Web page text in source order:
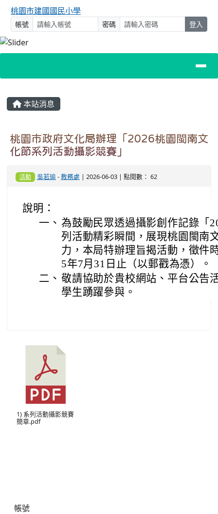
桃園市建國國民小學
帳號 密碼 登入
主內容區域
本站消息
桃園市政府文化局辦理「2026桃園閩南文
化節系列活動攝影競賽」
活動 吳若瑜-教務處 | 2026-06-03 | 點閱數： 62
說明：
一、 為鼓勵民眾透過攝影創作記錄「
列活動精彩瞬間，展現桃園閩南
力，本局特辦理旨揭活動，徵件
5年7月31日止（以郵戳為憑）。
二、 敬請協助於貴校網站、平台公告
學生踴躍參與。
1) 系列活動攝影競賽
簡章.pdf
帳號